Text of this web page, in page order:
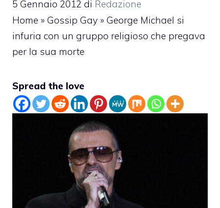
5 Gennaio 2012 di Redazione
Home » Gossip Gay » George Michael si
infuria con un gruppo religioso che pregava
per la sua morte
Spread the love